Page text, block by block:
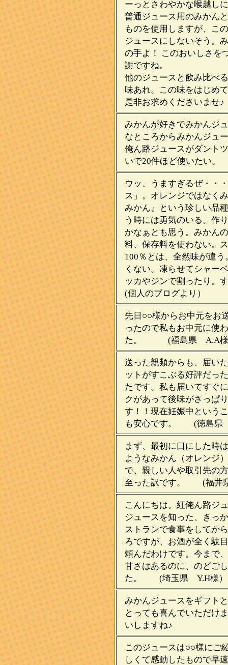
ーっとさわやかな喉越し
普通ジュース用のみかん
ものを使用しますが、こ
ジュースにしないそう。
の手よ！ このおいしさを
謝ですね。
他のジュースと飲み比べ
味あれ。この味をはじめ
是非お求めくださいませ
みかんが好きでみかんジ
なところからみかんジュ
俺ん路ジュースがダント
いで20件ほど使い
ウッ、うますぎるぜ・・
ス」。オレンジではなく
みかん』という珍しい品
う時には勇気のいる。作
かなぁとも思う。みかん
料、保存料を使わない。
100％とは、全然味が違
くない。凍らせてシャー
ッカやジンで割ったり
(個人のブログより）
先日○○様からお中元をお
ったので私もお中元に使
た。 (福島県 A.A様
送った親類からも、届い
ットがすこぶる好評だっ
たです。私も届いてすぐ
クがあって後味がさっぱ
す！！現在妊娠中という
も安心です。 (徳島県
まず、最初に口にした時
ようなみかん（オレンジ
で、親しい人や取引先の
至った訳です。 (福井
こんにちは。紅俺ん路ジ
ジュースを知った、きっ
ストランで食事をしてか
ろですが、お酒が全く駄
頼んだわけです。今まで
甘さはあるのに、のどご
た。 (埼玉県 Y.H様）
みかんジュースをギフト
とっても喜んでいただけ
いしますね♪ （
このジュースは○○様にご
しくて感動したもので早